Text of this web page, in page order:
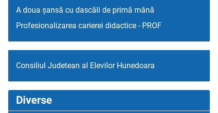
A doua șansă cu dascăli de primă mână
Profesionalizarea carierei didactice - PROF
Consiliul Judetean al Elevilor Hunedoara
Diverse